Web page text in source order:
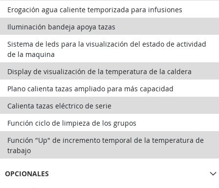
Erogación agua caliente temporizada para infusiones
Iluminación bandeja apoya tazas
Sistema de leds para la visualización del estado de actividad
de la maquina
Display de visualización de la temperatura de la caldera
Plano calienta tazas ampliado para más capacidad
Calienta tazas eléctrico de serie
Función ciclo de limpieza de los grupos
Función "Up" de incremento temporal de la temperatura de
trabajo
OPCIONALES